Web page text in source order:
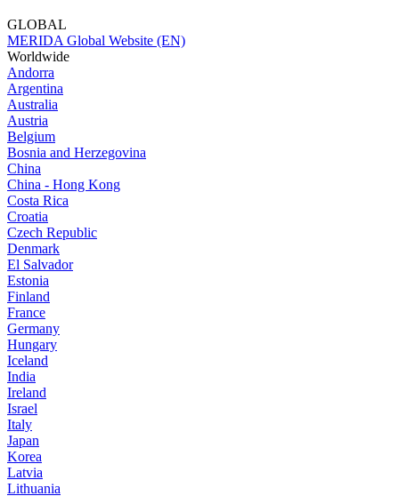
GLOBAL
MERIDA Global Website (EN)
Worldwide
Andorra
Argentina
Australia
Austria
Belgium
Bosnia and Herzegovina
China
China - Hong Kong
Costa Rica
Croatia
Czech Republic
Denmark
El Salvador
Estonia
Finland
France
Germany
Hungary
Iceland
India
Ireland
Israel
Italy
Japan
Korea
Latvia
Lithuania